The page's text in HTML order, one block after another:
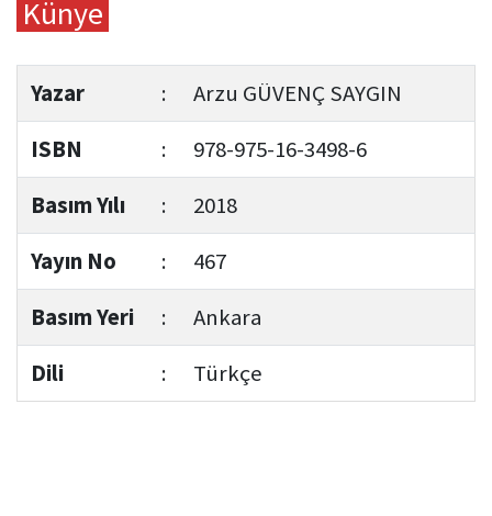
Künye
Yazar :
Arzu GÜVENÇ SAYGIN
ISBN
:
978-975-16-3498-6
Basım Yılı
:
2018
Yayın No
:
467
Basım Yeri
:
Ankara
Dili
: Türkçe